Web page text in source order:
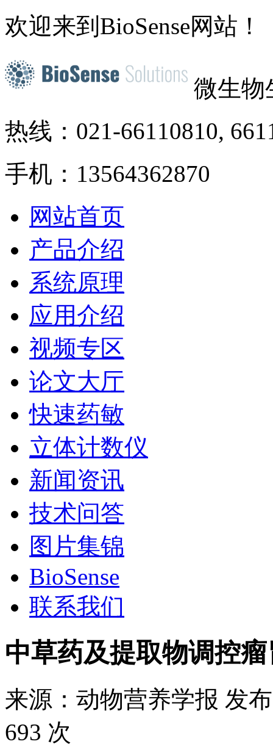
欢迎来到BioSense网站！
微生物
热线：021-66110810,
手机：13564362870
网站首页
产品介绍
系统原理
应用介绍
视频专区
论文大厅
快速药敏
立体计数仪
新闻资讯
技术问答
图片集锦
BioSense
联系我们
中草药及提取物调控
来源： 动物营养学报 发
693 次